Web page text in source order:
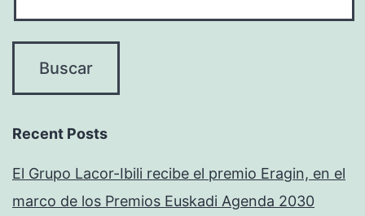
Recent Posts
El Grupo Lacor-Ibili recibe el premio Eragin, en el
marco de los Premios Euskadi Agenda 2030